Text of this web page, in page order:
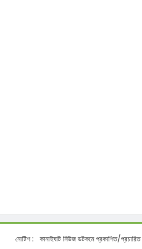
নোটিশ :কানাইঘাট নিউজ ডটকমে প্রকাশিত/প্রচারিত